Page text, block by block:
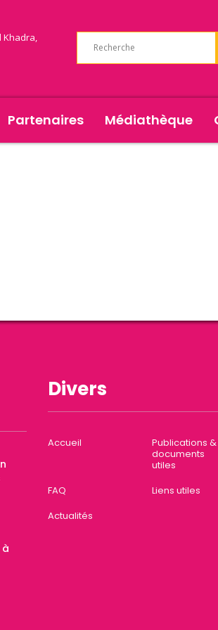
Khadra,
Partenaires Médiathèque
Divers
Accueil
Publications &
documents
utiles
FAQ
Liens utiles
Actualités